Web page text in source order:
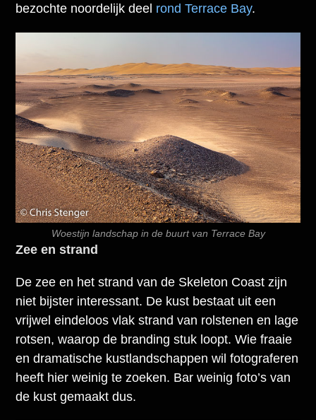
bezochte noordelijk deel rond Terrace Bay.
Woestijn landschap in de buurt van Terrace Bay
Zee en strand
De zee en het strand van de Skeleton Coast zijn
niet bijster interessant. De kust bestaat uit een
vrijwel eindeloos vlak strand van rolstenen en lage
rotsen, waarop de branding stuk loopt. Wie fraaie
en dramatische kustlandschappen wil fotograferen
heeft hier weinig te zoeken. Bar weinig foto’s van
de kust gemaakt dus.